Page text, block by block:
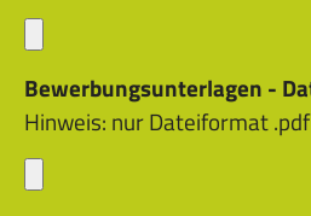
Bewerbungsunterlagen -
Hinweis: nur Dateiformat